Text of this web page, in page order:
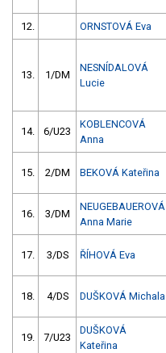
12. ORNSTOVÁ Eva
13. 1/DM
NESNÍDALOVÁ
Lucie
14. 6/U23
KOBLENCOVÁ
Anna
15. 2/DM BEKOVÁ Kateřina
16. 3/DM
NEUGEBAUEROVÁ
Anna Marie
17. 3/DS ŘÍHOVÁ Eva
18. 4/DS DUŠKOVÁ Michala
19. 7/U23
DUŠKOVÁ
Kateřina